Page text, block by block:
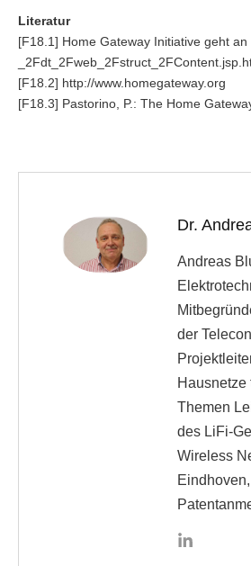
Literatur
[F18.1] Home Gateway Initiative geht
[F18.2] http://www.homegateway.org
[F18.3] Pastorino, P.: The Home
Dr.
Andreas
der
Hausnetze
Themen
des LiFi-
Wireless